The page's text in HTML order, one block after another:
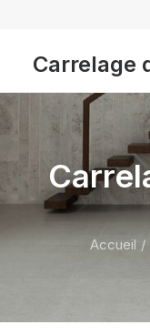
Carrelage
Accueil